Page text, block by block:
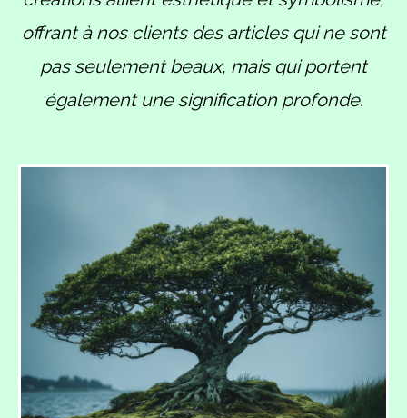
offrant à nos clients des articles qui ne sont
pas seulement beaux, mais qui portent
également une signification profonde.